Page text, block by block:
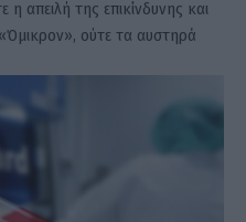
απειλή της επικίνδυνης και
ούτε τα αυστηρά